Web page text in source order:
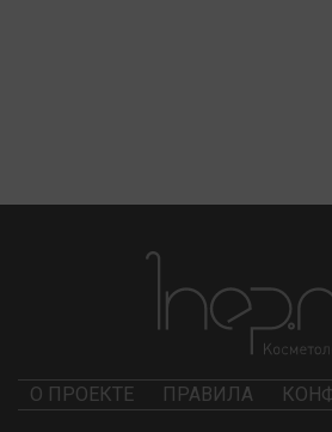
О ПРОЕКТЕ ПРАВИЛА